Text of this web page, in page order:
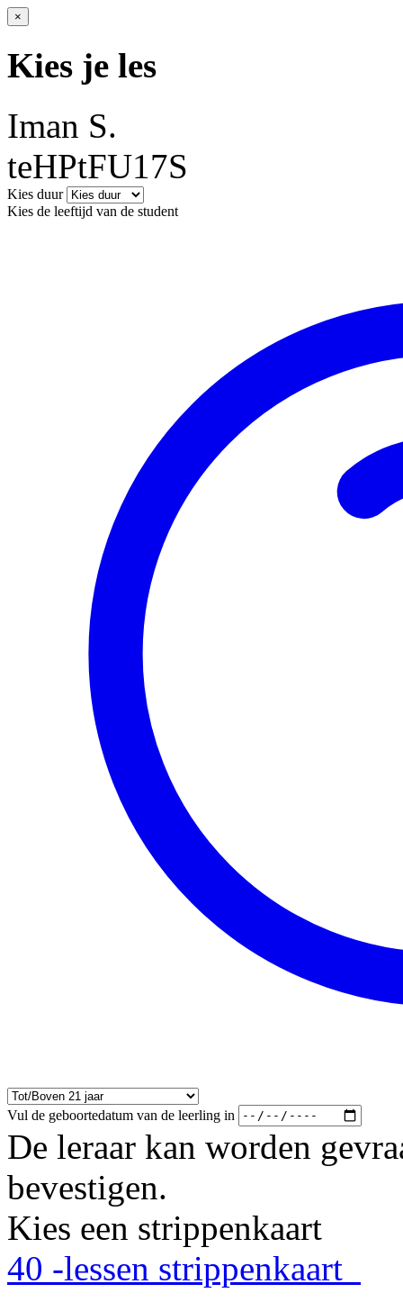
×
Kies je les
Iman S.
teHPtFU17S
Kies duur
Kies de leeftijd van de student
Vul de geboortedatum van de leerling in
De leraar kan worden
bevestigen.
Kies een strippenkaart
40 -lessen strippenkaart